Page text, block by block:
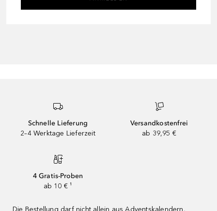
Schnelle Lieferung
2–4 Werktage Lieferzeit
Versandkostenfrei
ab 39,95 €
4 Gratis-Proben
ab 10 € ¹
Die Bestellung darf nicht allein aus Adventskalendern,